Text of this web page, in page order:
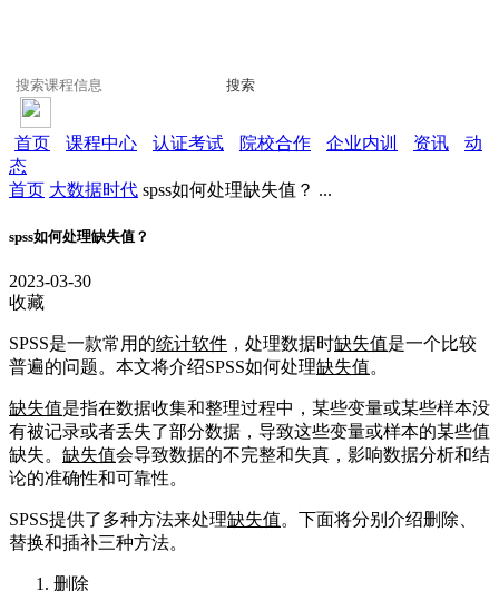
搜索
首页 课程中心 认证考试 院校合作 企业内训 资讯
动
态
首页 大数据时代 spss如何处理缺失值？ ...
spss如何处理缺失值？
2023-03-30
收藏
SPSS是一款常用的统计软件 ，处理数据时缺失值是一个比较
普遍的问题。本文将介绍SPSS如何处理缺失值。
缺失值是指在数据收集和整理过程中，某些变量或某些样本没
有被记录或者丢失了部分数据，导致这些变量或样本的某些值
缺失。 缺失值会导致数据的不完整和失真，影响数据分析和结
论的准确性和可靠性。
SPSS提供了多种方法来处理缺失值。下面将分别介绍删除、
替换和插补三种方法。
删除